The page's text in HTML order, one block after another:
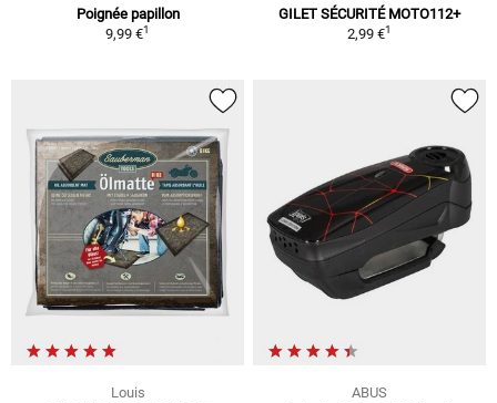
Poignée papillon
9,99 €1
GILET SÉCURITÉ MOTO112+
2,99 €1
Louis
ABUS